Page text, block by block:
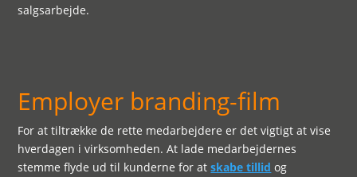
salgsarbejde.
Employer branding-film
For at tiltrække de rette medarbejdere er det vigtigt at vise
hverdagen i virksomheden. At lade medarbejdernes
stemme flyde ud til kunderne for atskabe tillid og